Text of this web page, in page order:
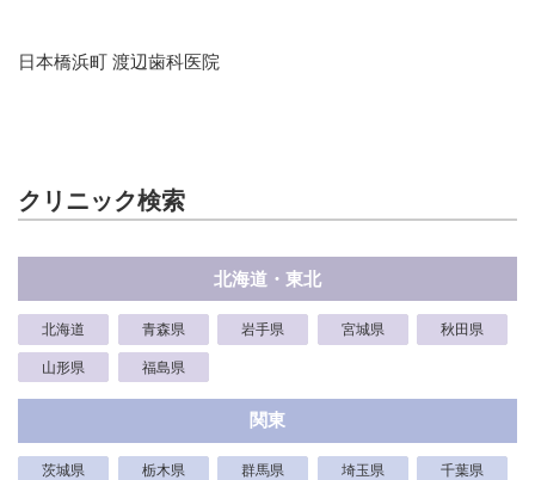
日本橋浜町 渡辺歯科医院
クリニック検索
北海道・東北
北海道 青森県 岩手県 宮城県 秋田県
山形県 福島県
関東
茨城県 栃木県 群馬県 埼玉県 千葉県